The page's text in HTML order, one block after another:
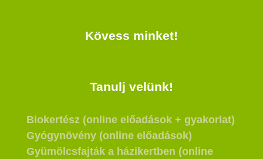
Kövess minket!
Tanulj velünk!
Biokertész (online előadások + gyakorlat)
Gyógynövény (online előadások)
Gyümölcsfajták a házikertben (online